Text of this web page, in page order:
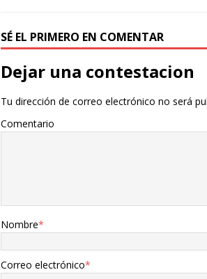
SÉ EL PRIMERO EN COMENTAR
Dejar una contestacion
Tu dirección de correo electrónico no será
Comentario
Nombre*
Correo electrónico*